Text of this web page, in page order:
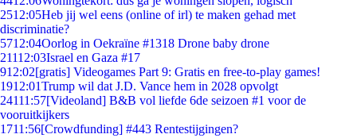
2512:05Heb jij wel eens (online of irl) te maken gehad met
discriminatie?
5712:04Oorlog in Oekraïne #1318 Drone baby drone
21112:03Israel en Gaza #17
912:02[gratis] Videogames Part 9: Gratis en free-to-play games!
1912:01Trump wil dat J.D. Vance hem in 2028 opvolgt
24111:57[Videoland] B&B vol liefde 6de seizoen #1 voor de
vooruitkijkers
1711:56[Crowdfunding] #443 Rentestijgingen?